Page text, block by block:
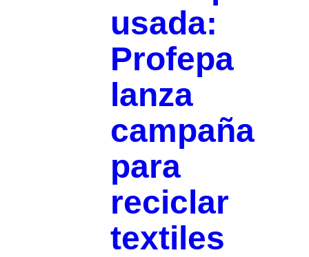
usada:
Profepa
lanza
campaña
para
reciclar
textiles